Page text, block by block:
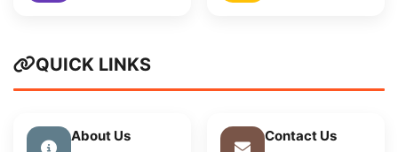
QUICK LINKS
About Us Contact Us